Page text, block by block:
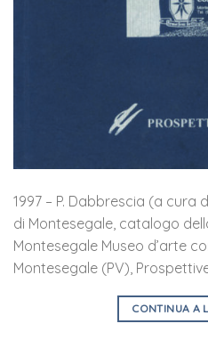
1997 – P. Dabbrescia (a cura
di Montesegale, catalogo
Montesegale Museo d’arte
Montesegale (PV),
CONTINUA A